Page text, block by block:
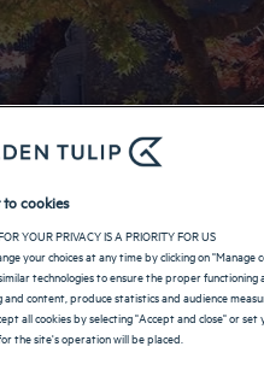
Hotel
RITORNO
cookies
YOUR PRIVACY IS A PRIORITY FOR US
your choices at any time by clicking on
technologies to ensure the proper
content, produce statistics and audience
all cookies by selecting "Accept and close" or
the site's operation will be placed.